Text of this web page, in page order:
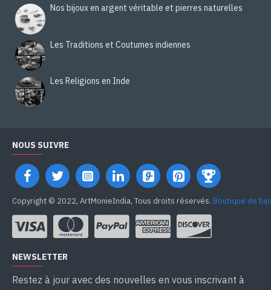
Nos bijoux en argent véritable et pierres naturelles
Les Traditions et Coutumes indiennes
Les Religions en Inde
NOUS SUIVRE
Copyright © 2022, ArtMonieIndia, Tous droits réservés. Boutique de
NEWSLETTER
Restez à jour avec des nouvelles en vous inscrivant à